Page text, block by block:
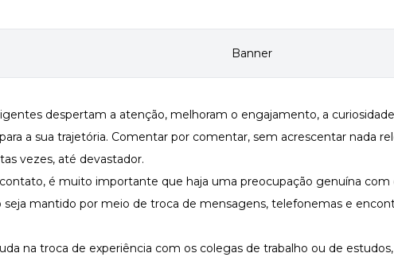
despertam a atenção, melhoram o engajamento, a
a sua trajetória. Comentar por comentar, sem acrescentar nada
vezes, até devastador.
é muito importante que haja uma preocupação genuína com
mantido por meio de troca de mensagens, telefonemas e
na troca de experiência com os colegas de trabalho ou de